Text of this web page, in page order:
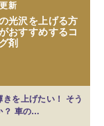
新
光沢を上げる方
おすすめするコ
剤
を上げたい！ そう
？ 車の…